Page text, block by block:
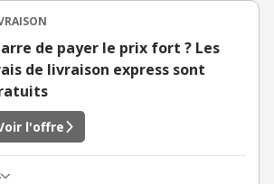
de payer le prix fort ? Les
de livraison express sont
l'offre